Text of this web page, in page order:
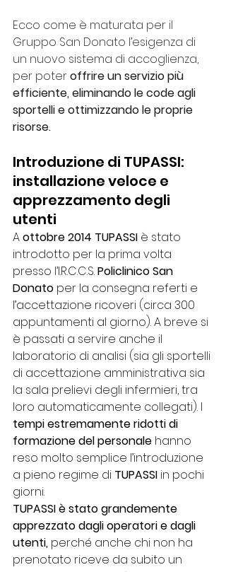
Ecco come è maturata per il
Gruppo San Donato l’esigenza di
un nuovo sistema di accoglienza,
per poter offrire un servizio più
efficiente, eliminando le code agli
sportelli e ottimizzando le proprie
risorse.
Introduzione di TUPASSI:
installazione veloce e
apprezzamento degli
utenti
A ottobre 2014 TUPASSI è stato
introdotto per la prima volta
presso l’I.R.C.C.S. Policlinico San
Donato per la consegna referti e
l’accettazione ricoveri (circa 300
appuntamenti al giorno). A breve si
è passati a servire anche il
laboratorio di analisi (sia gli sportelli
di accettazione amministrativa sia
la sala prelievi degli infermieri, tra
loro automaticamente collegati). I
tempi estremamente ridotti di
formazione del personale hanno
reso molto semplice l’introduzione
a pieno regime di TUPASSI in pochi
giorni.
TUPASSIè stato grandemente
apprezzato dagli operatori e dagli
utenti, perché anche chi non ha
prenotato riceve da subito un